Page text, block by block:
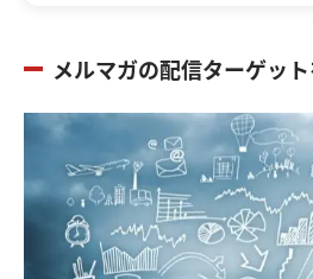
メルマガの配信ターゲッ